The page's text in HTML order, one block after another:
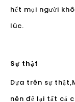
Dựa trên sự thật,
nên để lại tất cả
được tắt tại một
Máy lọc không